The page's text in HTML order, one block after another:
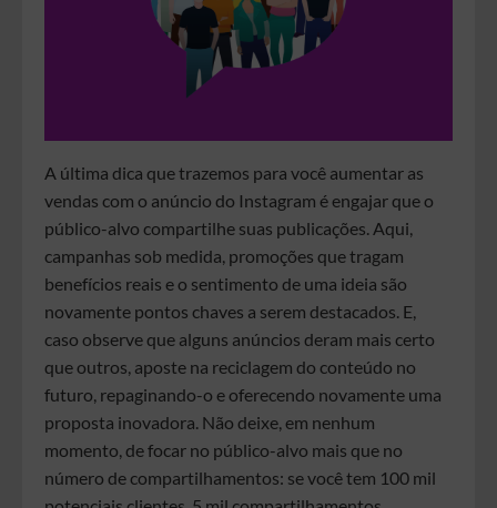
A última dica que trazemos para você aumentar as
vendas com o anúncio do Instagram é engajar que o
público-alvo compartilhe suas publicações. Aqui,
campanhas sob medida, promoções que tragam
benefícios reais e o sentimento de uma ideia são
novamente pontos chaves a serem destacados. E,
caso observe que alguns anúncios deram mais certo
que outros, aposte na reciclagem do conteúdo no
futuro, repaginando-o e oferecendo novamente uma
proposta inovadora. Não deixe, em nenhum
momento, de focar no público-alvo mais que no
número de compartilhamentos: se você tem 100 mil